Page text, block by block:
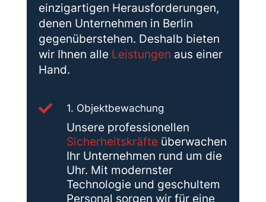
einzigartigen Herausforderungen,
denen Unternehmen in Berlin
gegenüberstehen. Deshalb bieten
wir Ihnen alle Leistungen aus einer
Hand.
 1. Objektbewachung
Unsere professionellen
Sicherheitskräfte überwachen
Ihr Unternehmen rund um die
Uhr. Mit modernster
Technologie und geschultem
Personal sorgen wir für eine